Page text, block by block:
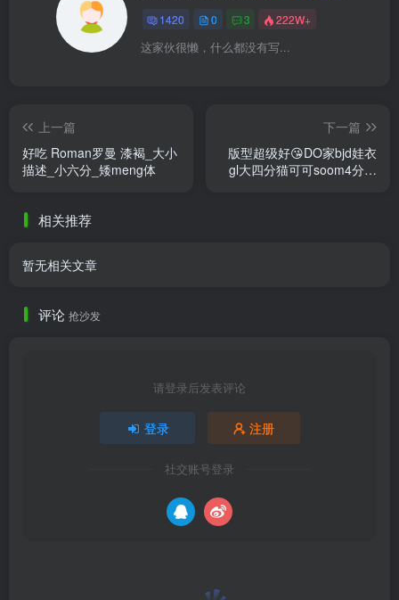
1420 0 3 222W+
这家伙很懒，什么都没有写...
上一篇
好吃 Roman罗曼 漆褐_大小
描述_小六分_矮meng体
下一篇
版型超级好😘DO家bjd娃衣
gl大四分猫可可soom4分维
相关推荐
暂无相关文章
评论 抢沙发
请登录后发表评论
登录 注册
社交账号登录